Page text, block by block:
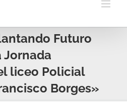
Futuro
liceo Policial
Borges»